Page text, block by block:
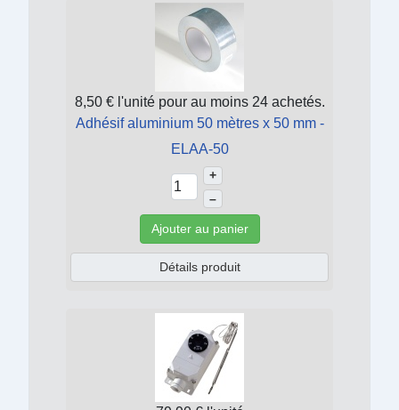
8,50 € l'unité pour au moins 24 achetés.
Adhésif aluminium 50 mètres x 50 mm -
ELAA-50
+
–
Ajouter au panier
Détails produit